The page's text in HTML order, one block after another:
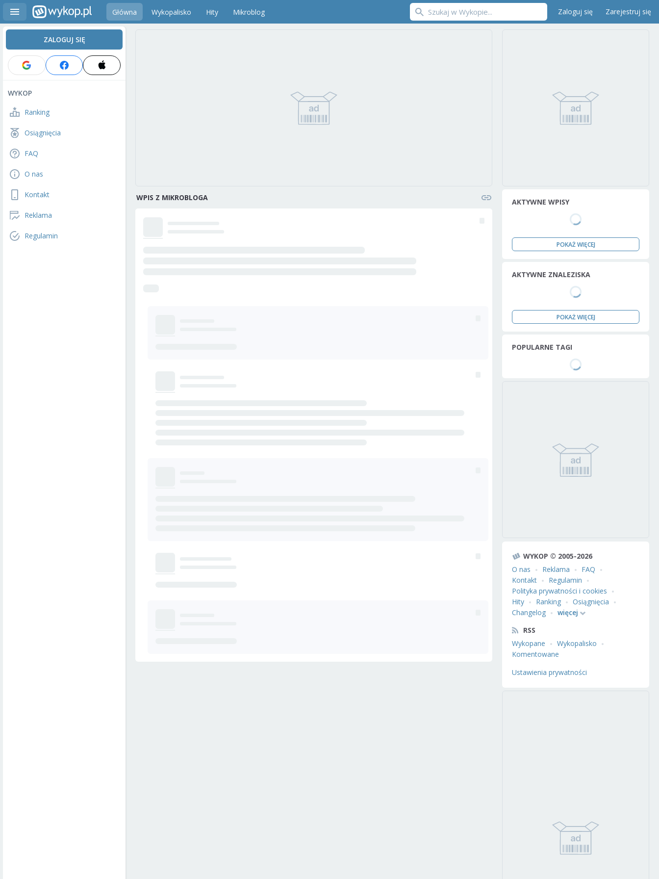
Główna Wykopalisko Hity Mikroblog Zaloguj się Zarejestruj się
ZALOGUJ SIĘ
WYKOP
Ranking
Osiągnięcia
FAQ
O nas
Kontakt
Reklama
Regulamin
WPIS Z MIKROBLOGA AKTYWNE WPISY
POKAŻ WIĘCEJ
AKTYWNE ZNALEZISKA
POKAŻ WIĘCEJ
POPULARNE TAGI
WYKOP © 2005-2026
O nas
Reklama
FAQ
Kontakt
Regulamin
Polityka prywatności i cookies
Hity
Ranking
Osiągnięcia
Changelog
więcej
RSS
Wykopane
Wykopalisko
Komentowane
Ustawienia prywatności